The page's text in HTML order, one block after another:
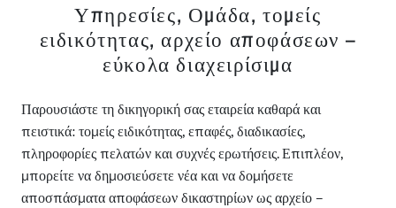
Υπηρεσίες, Ομάδα, τομείς
ειδικότητας, αρχείο αποφάσεων –
εύκολα διαχειρίσιμα
Παρουσιάστε τη δικηγορική σας εταιρεία καθαρά και
πειστικά: τομείς ειδικότητας, επαφές, διαδικασίες,
πληροφορίες πελατών και συχνές ερωτήσεις. Επιπλέον,
μπορείτε να δημοσιεύσετε νέα και να δομήσετε
αποσπάσματα αποφάσεων δικαστηρίων ως αρχείο –